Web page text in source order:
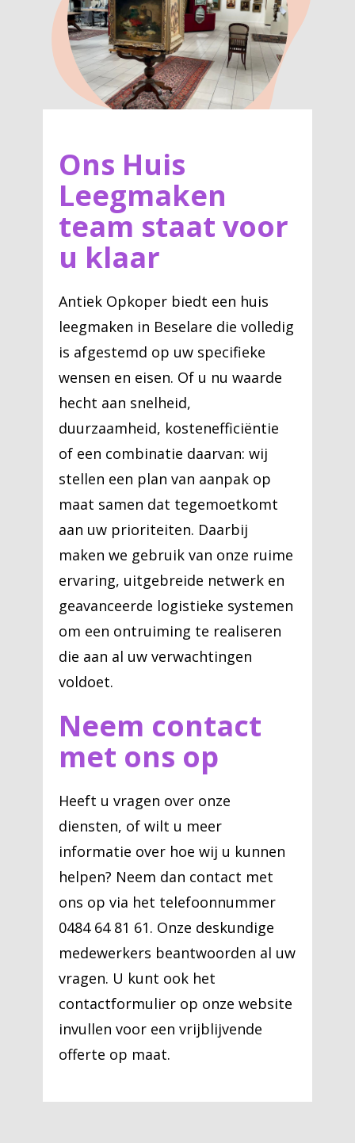
Ons Huis
Leegmaken
team staat voor
u klaar
Antiek Opkoper biedt een huis
leegmaken in Beselare die volledig
is afgestemd op uw specifieke
wensen en eisen. Of u nu waarde
hecht aan snelheid,
duurzaamheid, kostenefficiëntie
of een combinatie daarvan: wij
stellen een plan van aanpak op
maat samen dat tegemoetkomt
aan uw prioriteiten. Daarbij
maken we gebruik van onze ruime
ervaring, uitgebreide netwerk en
geavanceerde logistieke systemen
om een ontruiming te realiseren
die aan al uw verwachtingen
voldoet.
Neem contact
met ons op
Heeft u vragen over onze
diensten, of wilt u meer
informatie over hoe wij u kunnen
helpen? Neem dan contact met
ons op via het telefoonnummer
0484 64 81 61. Onze deskundige
medewerkers beantwoorden al uw
vragen. U kunt ook het
contactformulier op onze website
invullen voor een vrijblijvende
offerte op maat.